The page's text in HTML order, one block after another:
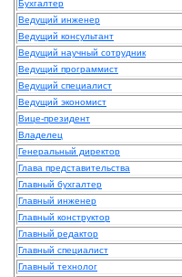
Бухгалтер
Ведущий инженер
Ведущий консультант
Ведущий научный сотрудник
Ведущий программист
Ведущий специалист
Ведущий экономист
Вице-президент
Владелец
Генеральный директор
Глава представительства
Главный бухгалтер
Главный инженер
Главный конструктор
Главный редактор
Главный специалист
Главный технолог